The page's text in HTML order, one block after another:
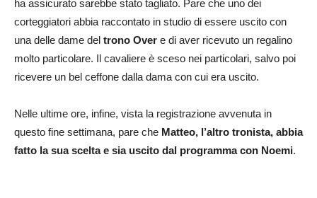
ha assicurato sarebbe stato tagliato. Pare che uno dei
corteggiatori abbia raccontato in studio di essere uscito con
una delle dame del trono Over e di aver ricevuto un regalino
molto particolare. Il cavaliere è sceso nei particolari, salvo poi
ricevere un bel ceffone dalla dama con cui era uscito.
Nelle ultime ore, infine, vista la registrazione avvenuta in
questo fine settimana, pare che Matteo, l’altro tronista, abbia
fatto la sua scelta e sia uscito dal programma con Noemi.